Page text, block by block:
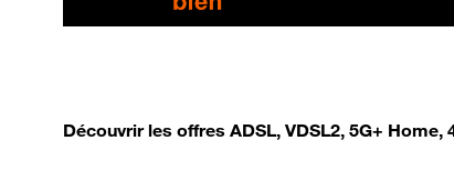
Découvrir les offres ADSL, VDSL2, 5G+ Home,